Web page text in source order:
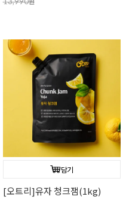
담기
[오트리]유자 청크잼(1kg)